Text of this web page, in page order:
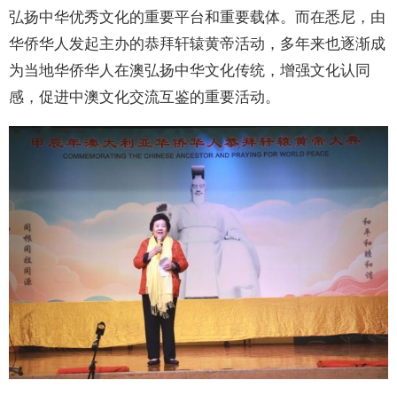
弘扬中华优秀文化的重要平台和重要载体。而在悉尼，由
华侨华人发起主办的恭拜轩辕黄帝活动，多年来也逐渐成
为当地华侨华人在澳弘扬中华文化传统，增强文化认同
感，促进中澳文化交流互鉴的重要活动。